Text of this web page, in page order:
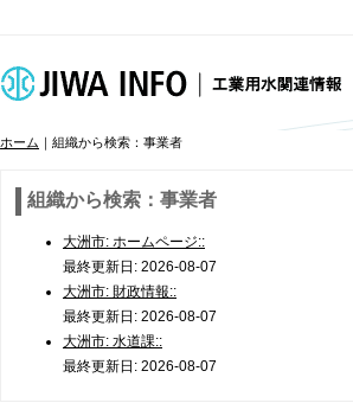
ホーム ｜組織から検索：事業者
組織から検索：事業者
大洲市: ホームページ::
最終更新日: 2026-08-07
大洲市: 財政情報::
最終更新日: 2026-08-07
大洲市: 水道課::
最終更新日: 2026-08-07